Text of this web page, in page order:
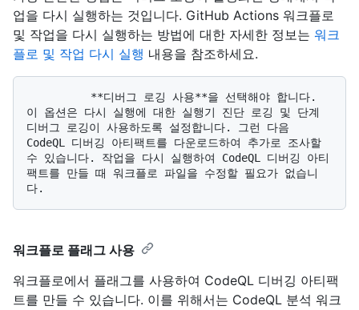
업을 다시 실행하는 것입니다. GitHub Actions 워크플로
및 작업을 다시 실행하는 방법에 대한 자세한 정보는 워크
플로 및 작업 다시 실행 내용을 참조하세요.
이 옵션은 다시 실행에 대한 실행기 진단 로깅 및 단계
디버그 로깅이 사용하도록 설정합니다. 그런 다음
CodeQL 디버깅 아티팩트를 다운로드하여 추가로 조사할
수 있습니다. 작업을 다시 실행하여 CodeQL 디버깅 아티
팩트를 만들 때 워크플로 파일을 수정할 필요가 없습니
워크플로 플래그 사용
워크플로에서 플래그를 사용하여 CodeQL 디버깅 아티팩
트를 만들 수 있습니다. 이를 위해서는 CodeQL 분석 워크